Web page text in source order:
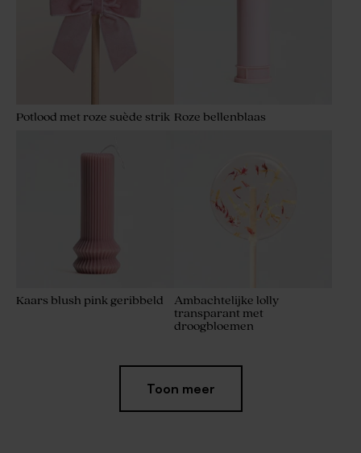
Potlood met roze suède strik Roze bellenblaas
Kaars blush pink geribbeld
Ambachtelijke lolly
transparant met
droogbloemen
Toon meer